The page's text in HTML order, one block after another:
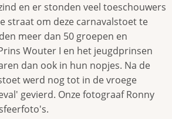
en er stonden veel toeschouwers
straat om deze carnavalstoet te
meer dan 50 groepen en
Wouter I en het jeugdprinsen
dan ook in hun nopjes. Na de
werd nog tot in de vroege
gevierd. Onze fotograaf Ronny